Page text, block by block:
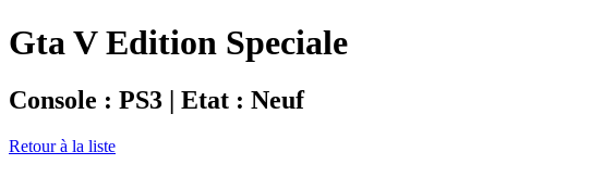
Gta V Edition Speciale
Console : PS3 | Etat : Neuf
Retour à la liste